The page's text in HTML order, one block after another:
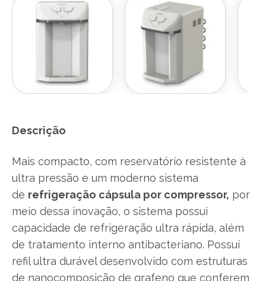
Descrição
Mais compacto, com reservatório resistente à
ultra pressão e um moderno sistema
de refrigeração cápsula por compressor, por
meio dessa inovação, o sistema possui
capacidade de refrigeração ultra rápida, além
de tratamento interno antibacteriano. Possui
refil ultra durável desenvolvido com estruturas
de nanocomposição de grafeno que conferem